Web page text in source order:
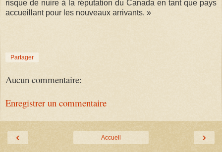
risque de nuire à la réputation du Canada en tant que pays
accueillant pour les nouveaux arrivants. »
Partager
Aucun commentaire:
Enregistrer un commentaire
‹ ›
Accueil